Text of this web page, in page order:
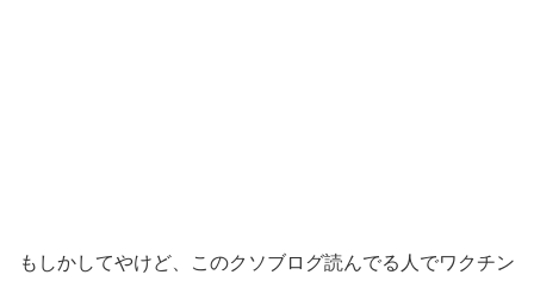
もしかしてやけど、このクソブログ読んでる人でワクチン